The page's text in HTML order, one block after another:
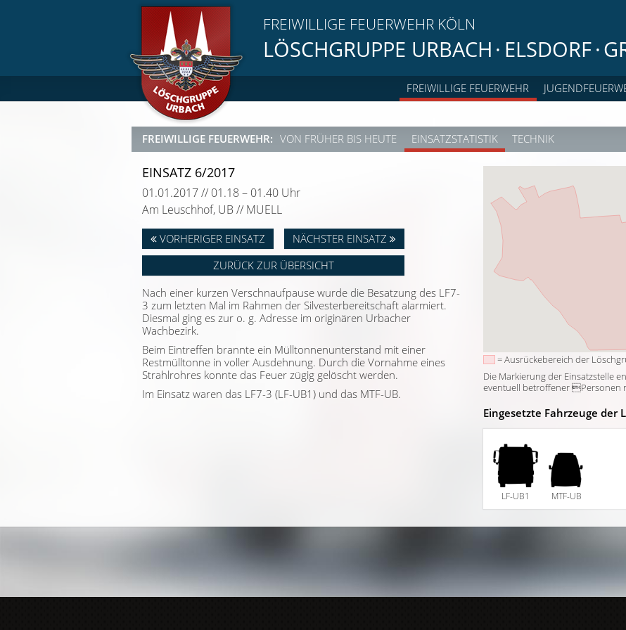
FREIWILLIGE FEUERWEHR KÖLN
LÖSCHGRUPPE URBACH · ELSDORF·
FREIWILLIGE FEUERWEHR
FREIWILLIGE FEUERWEHR: VON FRÜHER BIS HEUTE EINSATZSTATISTIK TECHNIK
EINSATZ 6/2017
01.01.2017 // 01.18 – 01.40 Uhr
Am Leuschhof, UB // MUELL
VORHERIGER EINSATZ
NÄCHSTER EINSATZ
ZURÜCK ZUR ÜBERSICHT
Nach einer kurzen Verschnaufpause wurde die Besatzung des LF7-
3 zum letzten Mal im Rahmen der Silvesterbereitschaft alarmiert.
Diesmal ging es zur o. g. Adresse im originären Urbacher
Wachbezirk.
Beim Eintreffen brannte ein Mülltonnenunterstand mit einer
Restmülltonne in voller Ausdehnung. Durch die Vornahme eines
Strahlrohres konnte das Feuer zügig gelöscht werden.
Im Einsatz waren das LF7-3 (LF-UB1) und das MTF-UB.
= Ausrückebereich der
Die Markierung der Einsatzstelle
eventuell betroffener Personen
Eingesetzte Fahrzeuge der
LF-UB1 MTF-UB